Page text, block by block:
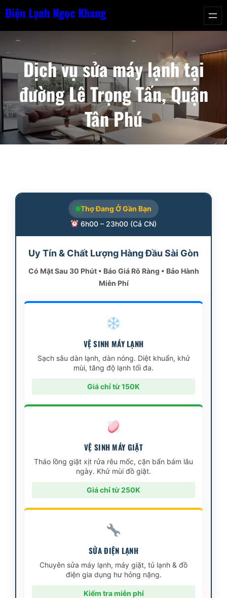
Chuyển
nội
Điện Lạnh Ngọc Khang
Dịch vụ sửa máy lạnh tại
đường Lê Trọng Tấn, Quận
Tân Phú
Thợ Đang Ở Gần Bạn
6h00 – 23h00 (Cả CN)
Uy Tín & Chất Lượng Hàng Đầu Sài Gòn
Có Mặt Sau 30 Phút • Báo Giá Rõ Ràng • Bảo Hành
Miễn Phí
VỆ SINH MÁY LẠNH
Sạch sâu dàn lạnh, dàn nóng. Diệt khuẩn, khử
mùi, tăng độ lạnh tối đa.
Giá chỉ từ 150K
VỆ SINH MÁY GIẶT
Tháo lồng giặt xịt rửa rêu mốc, cặn bẩn bám lâu
ngày. Khử mùi đồ giặt.
Giá chỉ từ 250K
SỬA ĐIỆN LẠNH
Chuyên sửa máy lạnh, máy giặt, tủ lạnh & đồ
điện gia dụng hư hỏng nặng.
Kiểm tra miễn phí